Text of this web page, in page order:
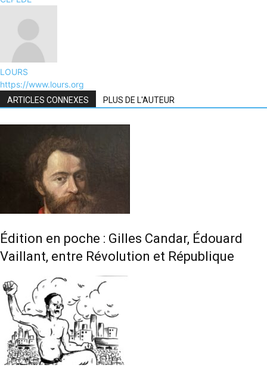
LOURS
https://www.lours.org
ARTICLES CONNEXES PLUS DE L'AUTEUR
Édition en poche : Gilles Candar, Édouard
Vaillant, entre Révolution et République